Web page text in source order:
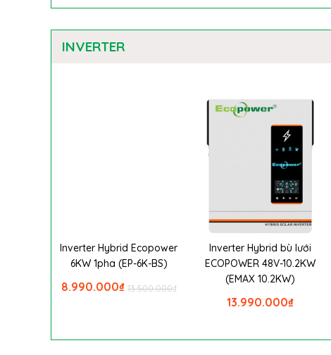
INVERTER
Inverter Hybrid Ecopower
6KW 1pha (EP-6K-BS)
₫
13.500.000
₫
8.990.000
Inverter Hybrid bù lưới
ECOPOWER 48V-10.2KW
(EMAX 10.2KW)
₫
13.990.000